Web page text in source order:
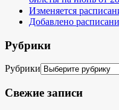
Изменяется
Добавлено
Рубрики
Рубрики
Свежие записи